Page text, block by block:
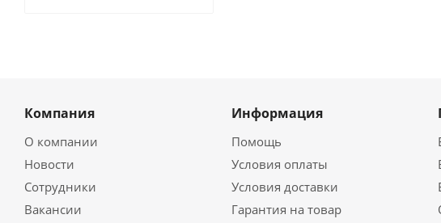
Компания
О компании
Новости
Сотрудники
Вакансии
Информация
Помощь
Условия оплаты
Условия доставки
Гарантия на товар